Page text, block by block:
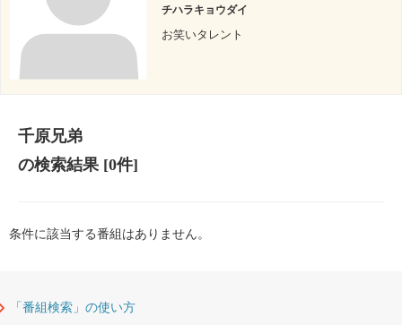
チハラキョウダイ
お笑いタレント
千原兄弟
の検索結果[0件]
条件に該当する番組はありません。
「番組検索」の使い方